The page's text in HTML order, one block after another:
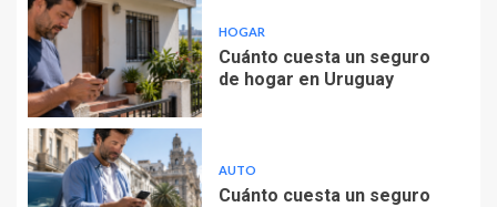
HOGAR
Cuánto cuesta un seguro
de hogar en Uruguay
AUTO
Cuánto cuesta un seguro